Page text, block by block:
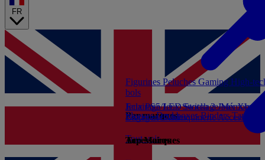
FR
Figurines PeluchesGaming High-
bols
Par marques
Tout voir
Jeux PS5Jeux Switch 2Jeux Xbox
Livres et Guides
Accessoires
SleevesDeckboxesBindersTapis
Eclairage/LEDStockage/Mémoire
Bagagerie/MaroquinerieAccessoires
Top Marques